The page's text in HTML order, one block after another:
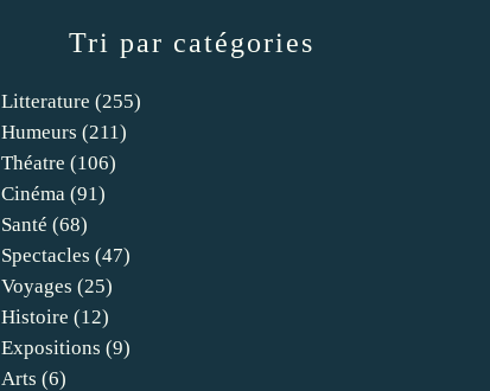
Tri par catégories
Litterature (255)
Humeurs (211)
Théatre (106)
Cinéma (91)
Santé (68)
Spectacles (47)
Voyages (25)
Histoire (12)
Expositions (9)
Arts (6)